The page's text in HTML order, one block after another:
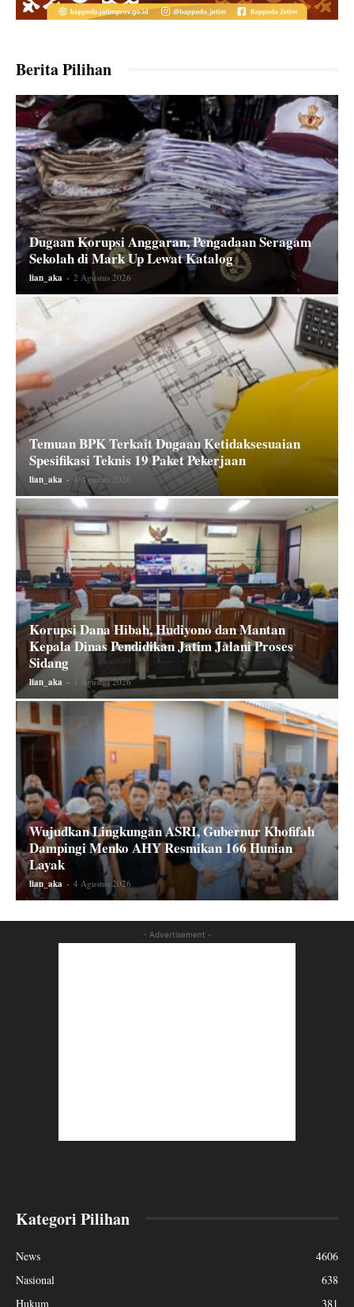
Berita Pilihan
Dugaan Korupsi Anggaran, Pengadaan Seragam
Sekolah di Mark Up Lewat Katalog
lian_aka - 2 Agustus 2026
Temuan BPK Terkait Dugaan Ketidaksesuaian
Spesifikasi Teknis 19 Paket Pekerjaan
lian_aka - 4 Agustus 2026
Korupsi Dana Hibah, Hudiyono dan Mantan
Kepala Dinas Pendidikan Jatim Jalani Proses
Sidang
lian_aka - 1 Agustus 2026
Wujudkan Lingkungan ASRI, Gubernur Khofifah
Dampingi Menko AHY Resmikan 166 Hunian
Layak
lian_aka - 4 Agustus 2026
- Advertisement -
Kategori Pilihan
News
4606
Nasional
638
Hukum
381